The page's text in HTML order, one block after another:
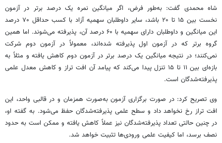
شاه محمدی گفت: به‌طور فرض، اگر میانگین نمره یک درصد برتر در آزمون
نخست بین ۱۵ تا ۲۰ باشد، سایر داوطلبان سهمیه آزاد با کسب حداقل ۷۰ درصد
این میانگین و داوطلبان دارای سهمیه با ۶۰ درصد آن، پذیرفته می‌شوند. اما همین
گروه برتر که در آزمون اول پذیرفته شده‌اند، معمولاً در آزمون دوم شرکت
نمی‌کنند؛ در نتیجه میانگین یک درصد برتر در آزمون دوم کاهش یافته و مثلاً به
بازه‌ای بین ۱۱ تا ۱۵ تنزل پیدا می‌کند که پیامد آن افت تراز و کاهش معدل علمی
پذیرفته‌شدگان است.
وی تصریح کرد: در صورت برگزاری آزمون به‌صورت همزمان و در قالبی واحد، این
افت تراز رخ نخواهد داد و سطح علمی پذیرفته‌شدگان حفظ می‌شود. به گفته او،
در چنین حالتی تعداد پذیرفته‌شدگان نیز عملاً کاهش یافته و ممکن است به حدود
نصف برسد، اما کیفیت علمی ورودی‌ها تثبیت خواهد شد.